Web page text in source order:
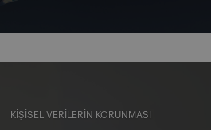
KIŞISEL VERILERIN KORUNMASI